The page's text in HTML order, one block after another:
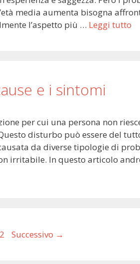
media aumenta bisogna
l’aspetto più … Leggi tutto
e i sintomi
per cui una persona non
disturbo può essere del
da diverse tipologie di
irritabile. In questo articolo
Successivo →